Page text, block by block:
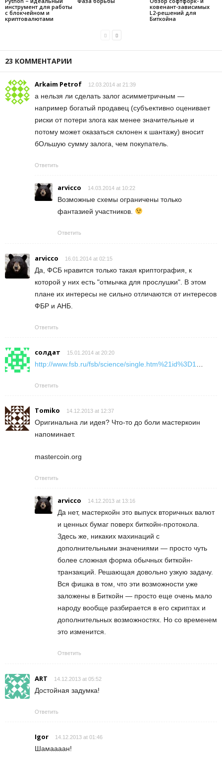
инструмент для работы
с блокчейном и
криптовалютами
ковенант-зависимых
L2-решений для
Биткойна
23 КОММЕНТАРИИ
Arkaim Petrof 12.03.2014 at 21:39
а нельзя ли сделать залог асимметричным —
например богатый продавец (субъективно оценивает
риски от потери злога как менее значительные и
потому может оказаться склонен к шантажу) вносит
бОльшую сумму залога, чем покупатель.
Ответить
arvicco 14.03.2014 at 10:22
Возможные схемы ограничены только
фантазией участников.
Ответить
arvicco 16.01.2014 at 02:15
Да, ФСБ нравится только такая криптография, к
которой у них есть "отмычка для прослушки". В этом
плане их интересы не сильно отличаются от интересов
ФБР и АНБ.
Ответить
cолдат 15.01.2014 at 20:20
http://www.fsb.ru/fsb/science/single.htm%21id%3D1
Ответить
Tomiko 14.12.2013 at 12:37
Оригинальна ли идея? Что-то до боли мастеркоин
напоминает.
mastercoin.org
Ответить
arvicco 14.12.2013 at 13:16
Да нет, мастеркойн это выпуск вторичных валют
и ценных бумаг поверх биткойн-протокола.
Здесь же, никаких махинаций с
дополнительными значениями — просто чуть
более сложная форма обычных биткойн-
транзакций. Решающая довольно узкую задачу.
Вся фишка в том, что эти возможности уже
заложены в Биткойн — просто еще очень мало
народу вообще разбирается в его скриптах и
дополнительных возможностях. Но со временем
это изменится.
Ответить
ART 14.12.2013 at 05:52
Достойная задумка!
Ответить
Igor 14.12.2013 at 01:46
Шамаааан!